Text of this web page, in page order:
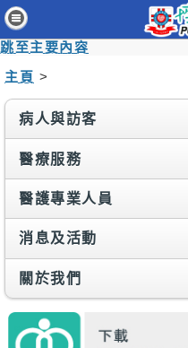
跳至主要內容
主頁
醫療服務
醫護專業人員
消息及活動
關於我們
聯絡我們
免責聲明
無障礙聲明
主頁 >
病人與訪客
醫療服務
醫護專業人員
消息及活動
關於我們